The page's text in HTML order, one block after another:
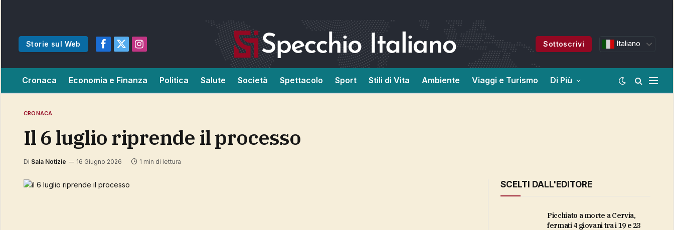
Storie sul Web
Facebook
X
Instagram
Sottoscrivi Italiano
Cronaca Economia e Finanza Politica Salute Società Spettacolo Sport Stili di Vita Ambiente Viaggi e Turismo Di Più
CRONACA
il 6 luglio riprende il processo
Di Sala Notizie 16 Giugno 2026 1 min di lettura
SCELTI DALL'EDITORE
Picchiato a morte a Cervia,
fermati 4 giovani tra i 19 e 23